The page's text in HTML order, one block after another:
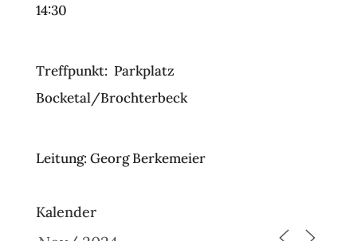
14:30
Treffpunkt: Parkplatz
Bocketal/Brochterbeck
Leitung: Georg Berkemeier
Kalender